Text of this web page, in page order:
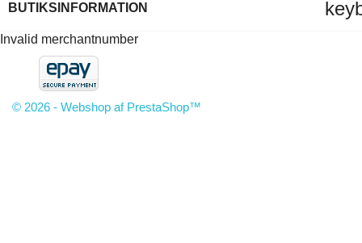
BUTIKSINFORMATION
Invalid merchantnumber
© 2026 - Webshop af PrestaShop™